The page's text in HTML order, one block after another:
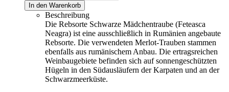
In den Warenkorb
Beschreibung
Die Rebsorte Schwarze Mädchentraube (Feteasca
Neagra) ist eine ausschließlich in Rumänien angebaute
Rebsorte. Die verwendeten Merlot-Trauben stammen
ebenfalls aus rumänischem Anbau. Die ertragsreichen
Weinbaugebiete befinden sich auf sonnengeschützten
Hügeln in den Südausläufern der Karpaten und an der
Schwarzmeerküste.